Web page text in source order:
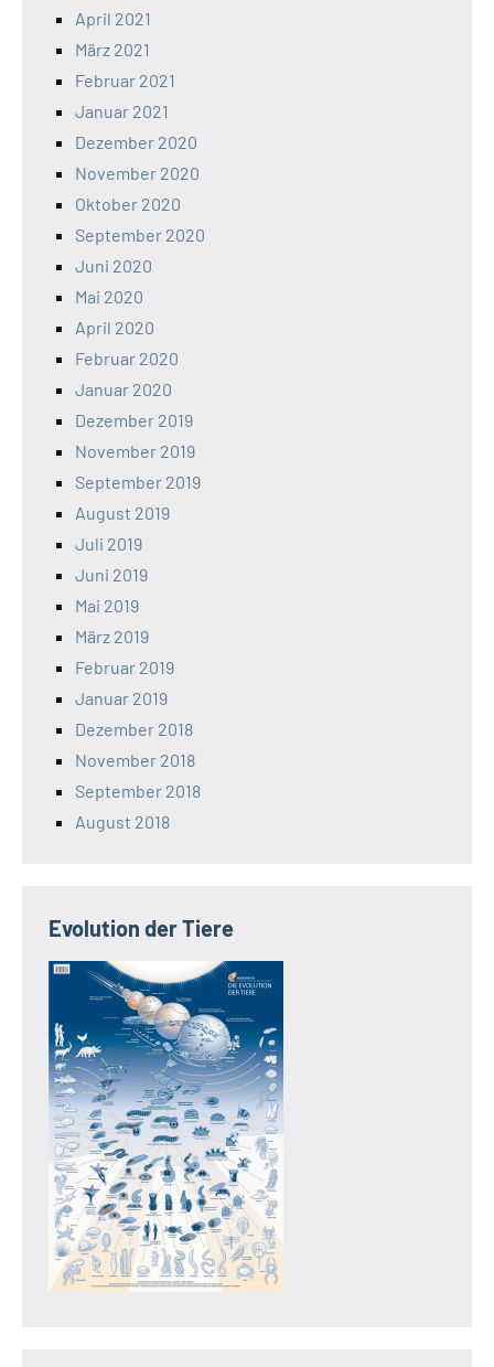
April 2021
März 2021
Februar 2021
Januar 2021
Dezember 2020
November 2020
Oktober 2020
September 2020
Juni 2020
Mai 2020
April 2020
Februar 2020
Januar 2020
Dezember 2019
November 2019
September 2019
August 2019
Juli 2019
Juni 2019
Mai 2019
März 2019
Februar 2019
Januar 2019
Dezember 2018
November 2018
September 2018
August 2018
Evolution der Tiere